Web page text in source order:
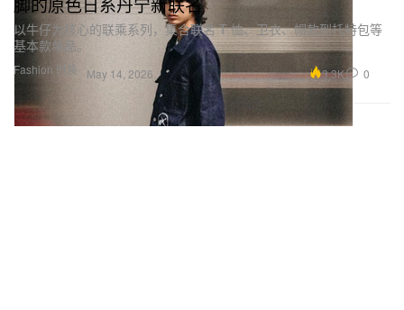
Fashion 时装
以牛仔为核心的联乘系列，集合联名 T 恤、卫衣、帽款到托特包等
基本款单品。
May 14, 2026 3.3K 0